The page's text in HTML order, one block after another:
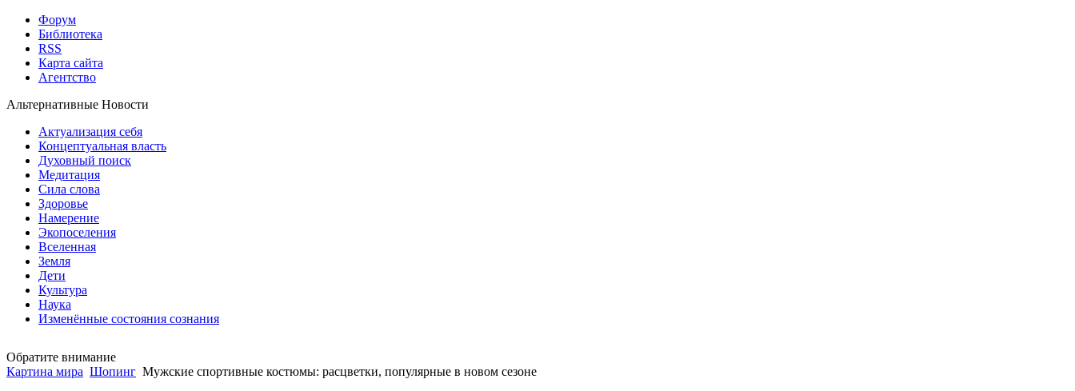
Форум
Библиотека
RSS
Карта сайта
Агентство
Альтернативные Новости
Актуализация себя
Концептуальная власть
Духовный поиск
Медитация
Сила слова
Здоровье
Намерение
Экопоселения
Вселенная
Земля
Дети
Культура
Наука
Изменённые состояния сознания
Обратите внимание
Картина мира Шопинг Мужские спортивные костюмы: расцветки, популярные в новом сезоне